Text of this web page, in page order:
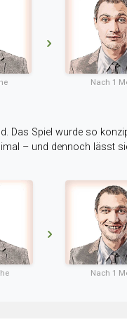
Nach 1
Das Spiel wurde so
– und dennoch lässt
Nach 1